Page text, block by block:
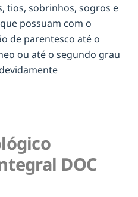
tios, sobrinhos, sogros e
possuam com o
de parentesco até o
ou até o segundo grau
DOC